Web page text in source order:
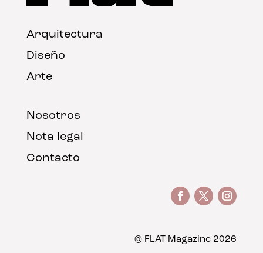
Arquitectura
Diseño
Arte
Nosotros
Nota legal
Contacto
© FLAT Magazine 2026